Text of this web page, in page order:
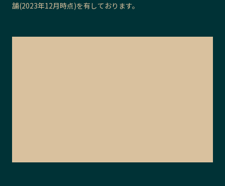
舗(2023年12月時点)を有しております。